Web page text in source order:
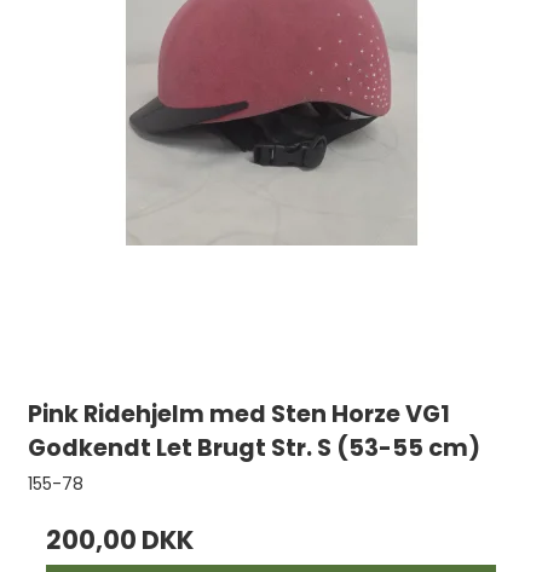
Pink Ridehjelm med Sten Horze VG1
Godkendt Let Brugt Str. S (53-55 cm)
155-78
200,00 DKK